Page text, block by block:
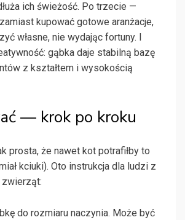
ich świeżość. Po trzecie —
kupować gotowe aranżacje,
własne, nie wydając fortuny. I
gąbka daje stabilną bazę
z kształtem i wysokością
— krok po kroku
prosta, że nawet kot potrafiłby to
kciuki). Oto instrukcja dla ludzi z
zwierząt:
do rozmiaru naczynia. Może być